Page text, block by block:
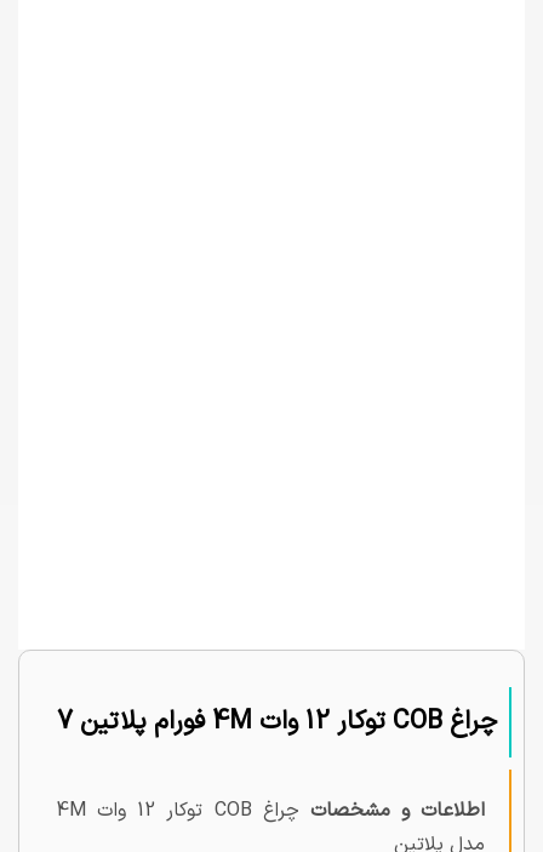
چراغ COB توکار 12 وات 4M فورام پلاتین 7
اطلاعات و مشخصات
چراغ COB توکار 12 وات 4M
مدل پلاتین